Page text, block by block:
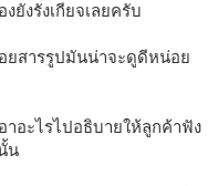
งรังเกียจเลยครับ
ยสารรูปมันน่าจะดูดีหน่อย
าอะไรไปอธิบายให้ลูกค้าฟัง
น